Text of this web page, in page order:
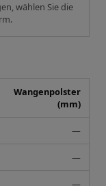
wählen Sie die
Wangenpolster
(mm)
—
—